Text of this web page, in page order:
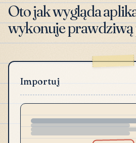
Oto jak wygląda
wykonuje prawdziwą
Importuj